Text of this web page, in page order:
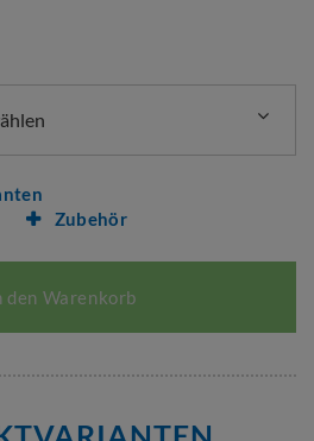
Zubehör
den Warenkorb